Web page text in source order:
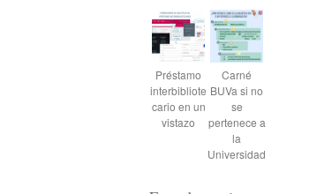
Préstamo
interbibliote
cario en un
vistazo
Carné
BUVa si no
se
pertenece a
la
Universidad